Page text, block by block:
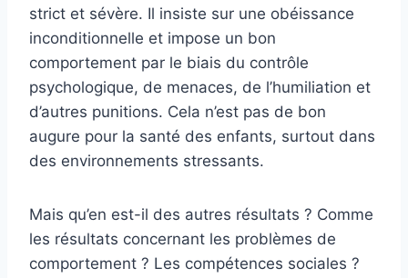
strict et sévère. Il insiste sur une obéissance
inconditionnelle et impose un bon
comportement par le biais du contrôle
psychologique, de menaces, de l’humiliation et
d’autres punitions. Cela n’est pas de bon
augure pour la santé des enfants, surtout dans
des environnements stressants.
Mais qu’en est-il des autres résultats ? Comme
les résultats concernant les problèmes de
comportement ? Les compétences sociales ?